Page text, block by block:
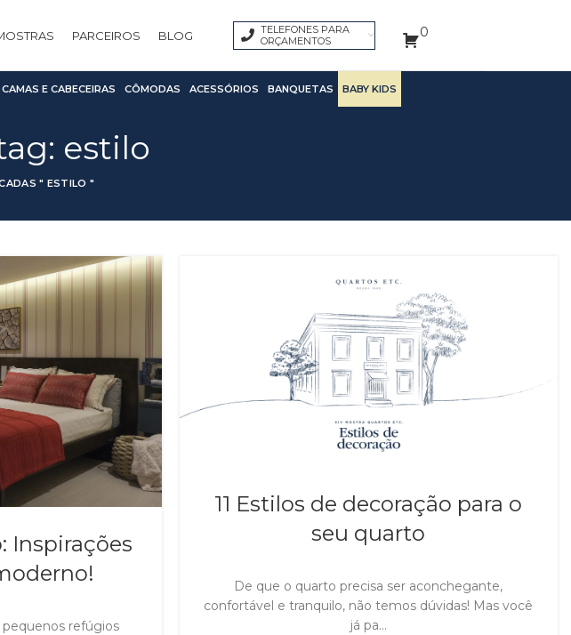
PARCEIROS BLOG
TELEFONES PARA
ORÇAMENTOS
0
CAMAS E CABECEIRAS CÔMODAS ACESSÓRIOS BANQUETAS BABY KIDS
estilo
" ESTILO "
Inspirações
refúgios
11 Estilos de decoração para o
seu quarto
De que o quarto precisa ser aconchegante,
confortável e tranquilo, não temos dúvidas! Mas você
já pa...